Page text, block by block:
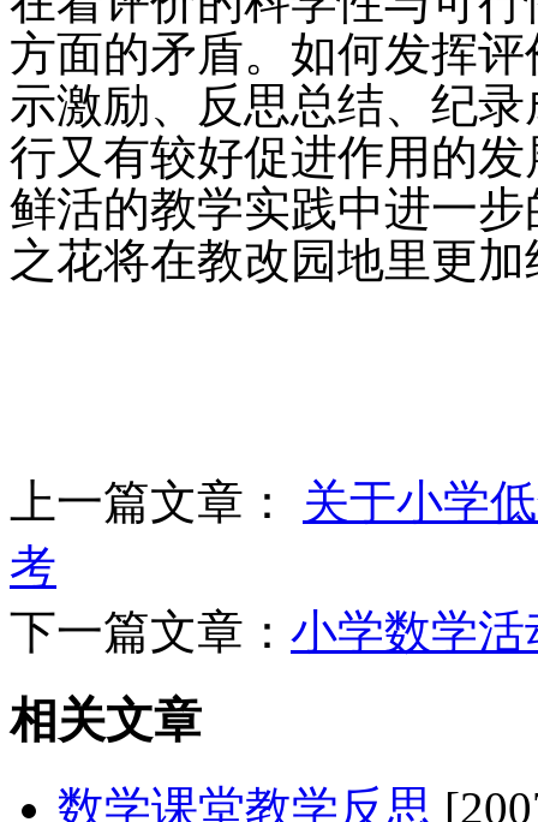
方面的矛盾。如何发挥
示激励、反思总结、纪
行又有较好促进作用的
鲜活的教学实践中进一
之花将在教改园地里更
上一篇文章： 关于小学
考
下一篇文章： 小学数学
相关文章
数学课堂教学反思